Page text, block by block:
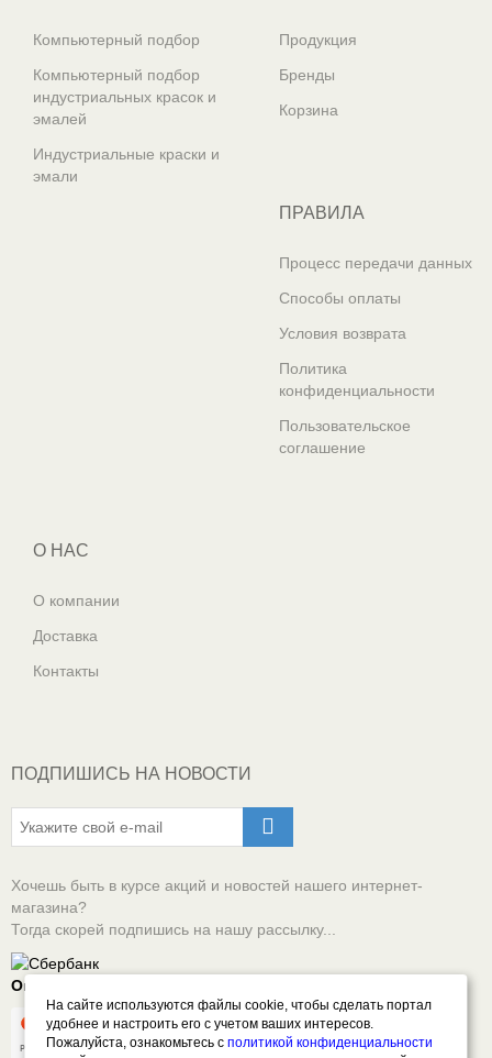
Компьютерный подбор
Компьютерный подбор
индустриальных красок и
эмалей
Индустриальные краски и
эмали
Продукция
Бренды
Корзина
ПРАВИЛА
Процесс передачи данных
Способы оплаты
Условия возврата
Политика
конфиденциальности
Пользовательское
соглашение
О НАС
О компании
Доставка
Контакты
ПОДПИШИСЬ НА НОВОСТИ
Хочешь быть в курсе акций и новостей нашего интернет-
магазина?
Тогда скорей подпишись на нашу рассылку...
Оплачивай онлайн безопасно
На сайте используются файлы cookie, чтобы сделать портал
удобнее и настроить его с учетом ваших интересов.
Пожалуйста, ознакомьтесь сполитикой конфиденциальности